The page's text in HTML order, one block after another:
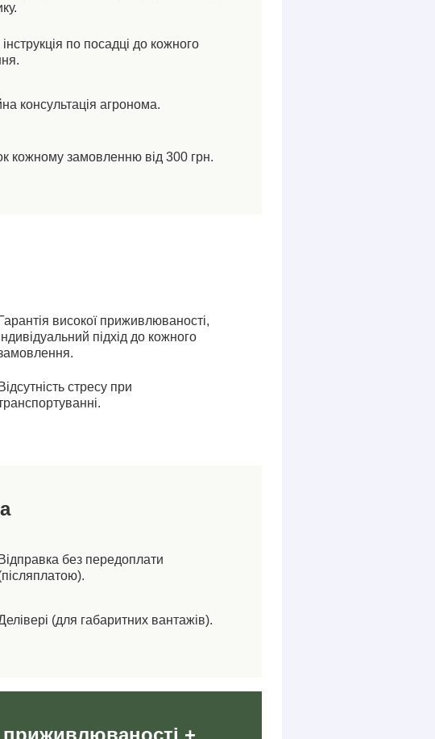
по посадці до кожного
консультація агронома.
кожному замовленню від 300 грн.
Гарантія високої приживлюваності,
підхід до кожного
Відсутність стресу при
Відправка без передоплати
(для габаритних вантажів).
приживлюваності +